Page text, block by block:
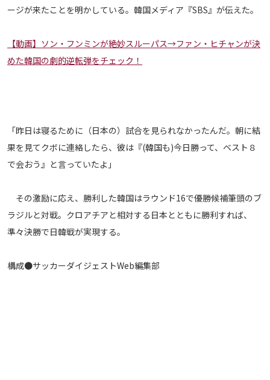
ご利用にあたって
プライバシーポリシー
ージが来たことを明かしている。韓国メディア『SBS』が伝えた。
【動画】ソン・フンミンが絶妙スルーパス→ファン・ヒチャンが決
めた韓国の劇的逆転弾をチェック！
「昨日は寝るために（日本の）試合を見られなかったんだ。朝に結
果を見てクボに連絡したら、彼は『(韓国も)今日勝って、ベスト８
で会おう』と言っていたよ」
その激励に応え、勝利した韓国はラウンド16で優勝候補筆頭のブ
ラジルと対戦。クロアチアと相対する日本とともに勝利すれば、
準々決勝で日韓戦が実現する。
構成●サッカーダイジェストWeb編集部